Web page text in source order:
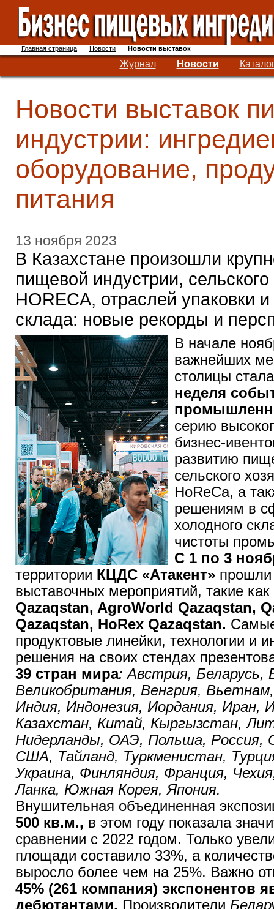
Главная страница Новости Новости выставок
Журнал Новости
Новости выставок
индустрии:
оборудование,
питания
13 ноября 2023
В Казахстане произошли
пищевой индустрии,
HORECA, отраслей упаковки
склада: новые рекорды и
В начале
важнейших
столицы
неделя
серию
бизнес-
развитию
сельского
HoReCa, а
решениям в
холодного
чистоты
С 1 по 3
территории КЦДС «Атакент» прошли
выставочных мероприятий, такие как
Qazaqstan, AgroWorld Qazaqstan,
Qazaqstan, HoRex Qazaqstan.
продуктовые линейки, технологии и
решения на своих стендах
39 стран мира: Австрия, Беларусь,
Великобритания, Венгрия,
Индия, Индонезия, Иордания, Иран,
Казахстан, Китай, Кыргызстан,
Нидерланды, ОАЭ, Польша, Россия,
США, Тайланд, Туркменистан,
Украина, Финляндия, Франция,
Ланка, Южная Корея, Япония.
Внушительная объединенная
500 кв.м., в этом году показала
сравнении с 2022 годом. Только
площади составило 33%, а
выросло более чем на 25%. Важно
45% (261 компания) экспонентов
дебютантами. Производители